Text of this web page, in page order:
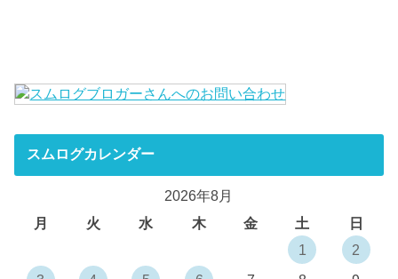
スムログカレンダー
2026年8月
月
火 水 木 金 土
日
1
2